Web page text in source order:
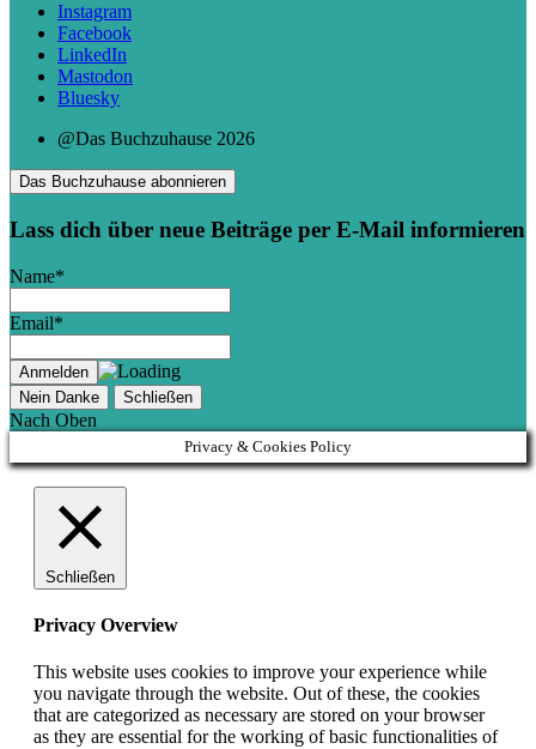
Instagram
Facebook
LinkedIn
Mastodon
Bluesky
@Das Buchzuhause 2026
Das Buchzuhause abonnieren
Lass dich über neue Beiträge per E-Mail informieren
Name*
Email*
Nein Danke Schließen
Nach Oben
Privacy & Cookies Policy
Schließen
Privacy Overview
This website uses cookies to improve your experience while
you navigate through the website. Out of these, the cookies
that are categorized as necessary are stored on your browser
as they are essential for the working of basic functionalities of